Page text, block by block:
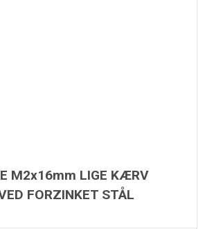
M2x16mm LIGE KÆRV
FORZINKET STÅL